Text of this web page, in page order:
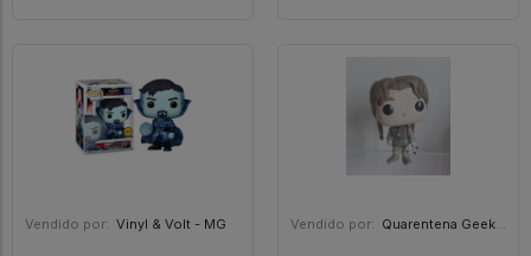
Vendido por: Vinyl & Volt - MG Vendido por: Quarentena Geek Store - SP